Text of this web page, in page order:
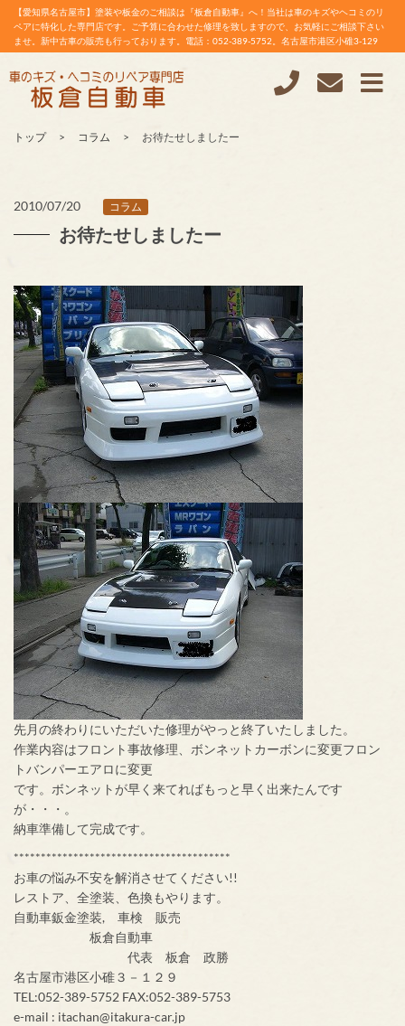
【愛知県名古屋市】塗装や板金のご相談は『板倉自動車』へ！当社は車のキズやヘコミのリ
ペアに特化した専門店です。ご予算に合わせた修理を致しますので、お気軽にご相談下さい
ませ。新中古車の販売も行っております。電話：052-389-5752。名古屋市港区小碓3-129
トップ コラム お待たせしましたー
2010/07/20 コラム
お待たせしましたー
先月の終わりにいただいた修理がやっと終了いたしました。
作業内容はフロント事故修理、ボンネットカーボンに変更フロン
トバンパーエアロに変更
です。ボンネットが早く来てればもっと早く出来たんです
が・・・。
納車準備して完成です。
****************************************
お車の悩み不安を解消させてください!!
レストア、全塗装、色換もやります。
自動車鈑金塗装, 車検 販売
板倉自動車
代表 板倉 政勝
名古屋市港区小碓３－１２９
TEL:052-389-5752 FAX:052-389-5753
e-mail : itachan@itakura-car.jp